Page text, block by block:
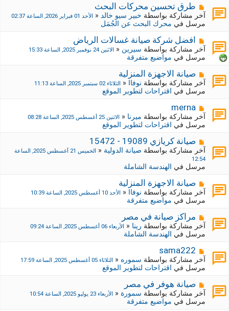
ج
د
ي
ة
م
ش
ر
ك
ة
ج
د
د
ة
طرق تحسين محركات البحث
آخر مشاركة بواسطة خبير سيو خالد« الأحد 01 فبراير 2026, الساعة 02:37
مرسل في محرك البحث عن الجُمَل
م
ش
ر
ك
ة
ج
د
د
ة
افضل شركة صيانة غسالات الرياض
آخر مشاركة بواسطة سيرين« الاثنين 24 نوفمبر 2025, الساعة 15:33
مرسل في مواضيع متفرقة
م
ش
ر
ك
ة
ج
د
د
ة
صيانة الاجهزة المنزلية
آخر مشاركة بواسطة نوفاا« الثلاثاء 02 سبتمبر 2025, الساعة 11:13
مرسل في اقتراحات لتطوير الموقع
م
ش
ر
ك
ة
ج
د
ي
ة
merna
آخر مشاركة بواسطة ميرنا« الاثنين 25 أغسطس 2025, الساعة 08:28
مرسل في اقتراحات لتطوير الموقع
م
ش
ا
ك
ة
ج
د
ي
ة
صيانة كريازي 19089 - 15472
آخر مشاركة بواسطة صيانة الدولية«
الخميس 21 أغسطس 2025, الساعة
12:54
مرسل في الهندسة الشاملة
م
ش
ر
ك
ة
ج
د
د
ة
صيانة الاجهزة المنزلية
آخر مشاركة بواسطة نوفاا« الأحد 10 أغسطس 2025, الساعة 10:39
مرسل في مواضيع متفرقة
م
ش
ر
ك
ة
ج
د
د
ة
مراكز صيانة في مصر
آخر مشاركة بواسطة رينا« الأربعاء 06 أغسطس 2025, الساعة 09:24
مرسل في الهندسة الشاملة
م
ش
ر
ك
ة
ج
د
sama222
آخر مشاركة بواسطة سموره« الثلاثاء 05 أغسطس 2025, الساعة 17:59
مرسل في اقتراحات لتطوير الموقع
م
ش
ر
صيانة هوفر في مصر
آخر مشاركة بواسطة سمورة« الأربعاء 23 يوليو 2025, الساعة 10:54
مرسل في مواضيع متفرقة